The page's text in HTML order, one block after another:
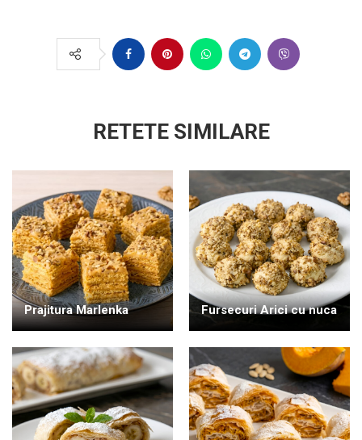
RETETE SIMILARE
Prajitura Marlenka Fursecuri Arici cu nuca